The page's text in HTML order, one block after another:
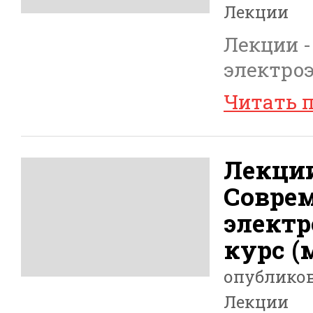
Лекции
Лекции
Читать
курс
Лекции